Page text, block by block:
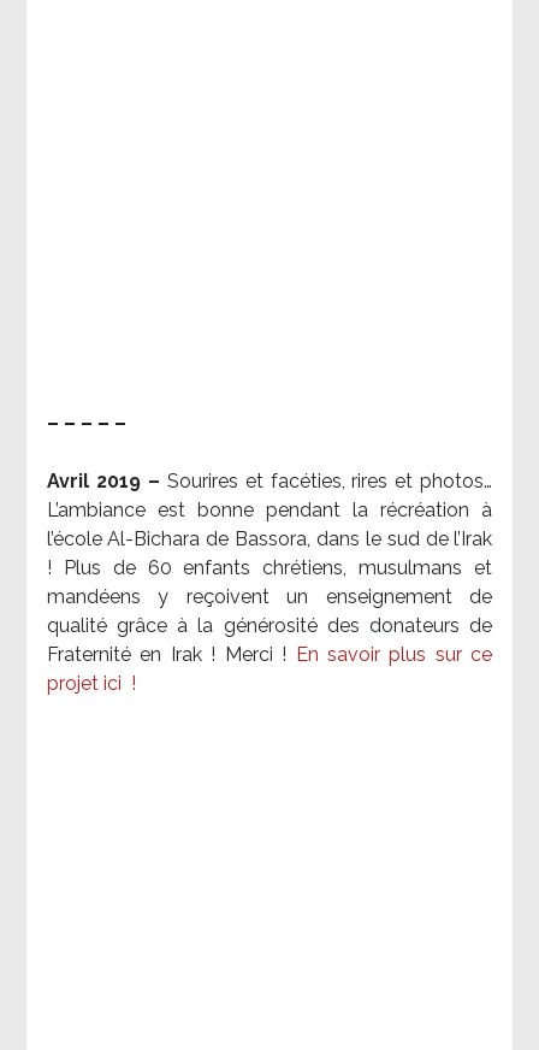
– – – – –
Avril 2019 – Sourires et facéties, rires et photos…
L’ambiance est bonne pendant la récréation à
l’école Al-Bichara de Bassora, dans le sud de l’Irak
! Plus de 60 enfants chrétiens, musulmans et
mandéens y reçoivent un enseignement de
qualité grâce à la générosité des donateurs de
Fraternité en Irak ! Merci !
En savoir plus sur ce
projet ici !